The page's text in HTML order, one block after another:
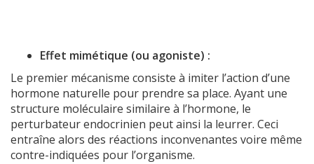
Effet mimétique (ou agoniste) :
Le premier mécanisme consiste à imiter l’action d’une
hormone naturelle pour prendre sa place. Ayant une
structure moléculaire similaire à l’hormone, le
perturbateur endocrinien peut ainsi la leurrer. Ceci
entraîne alors des réactions inconvenantes voire même
contre-indiquées pour l’organisme.